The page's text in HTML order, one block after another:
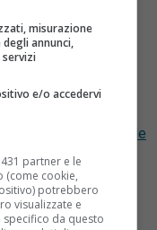
preferita su Google
di venerdì 8
tipicamente
giornata instabile
nel corso delle
misurazione
annunci,
servizi
e/o accedervi
partner e le
(come cookie,
potrebbero
visualizzate e
da questo